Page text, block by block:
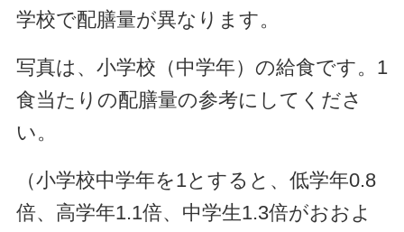
学校で配膳量が異なります。
写真は、小学校（中学年）の給食です。1
食当たりの配膳量の参考にしてくださ
い。
（小学校中学年を1とすると、低学年0.8
倍、高学年1.1倍、中学生1.3倍がおおよ